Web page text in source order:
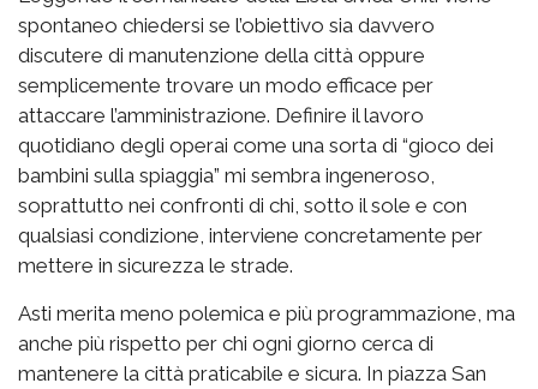
spontaneo chiedersi se l’obiettivo sia davvero
discutere di manutenzione della città oppure
semplicemente trovare un modo efficace per
attaccare l’amministrazione. Definire il lavoro
quotidiano degli operai come una sorta di “gioco dei
bambini sulla spiaggia” mi sembra ingeneroso,
soprattutto nei confronti di chi, sotto il sole e con
qualsiasi condizione, interviene concretamente per
mettere in sicurezza le strade.
Asti merita meno polemica e più programmazione, ma
anche più rispetto per chi ogni giorno cerca di
mantenere la città praticabile e sicura. In piazza San